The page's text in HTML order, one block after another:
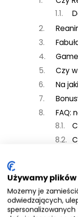
Używamy
Możemy je
odwiedzających,
spersonalizowanych
Czy
Na
FAQ: